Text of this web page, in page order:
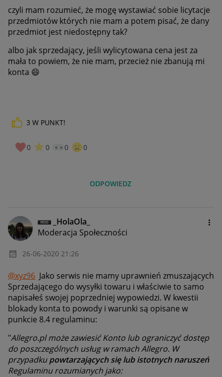
czyli mam rozumieć, że mogę wystawiać sobie licytacje
przedmiotów których nie mam a potem pisać, że dany
przedmiot jest niedostępny tak?
albo jak sprzedający, jeśli wylicytowana cena jest za
mała to powiem, że nie mam, przecież nie zbanują mi
konta 😄
3 W PUNKT!
0 0 0 0
ODPOWIEDZ
_HolaOla_
Moderacja Społeczności
‎26-06-2020 21:26
@xyz96 Jako serwis nie mamy uprawnień zmuszających
Sprzedającego do wysyłki towaru i właściwie to samo
napisałeś swojej poprzedniej wypowiedzi. W kwestii
blokady konta to powody i warunki są opisane w
punkcie 8.4 regulaminu:
"Allegro.pl może zawiesić Konto lub ograniczyć dostęp
do poszczególnych usług w ramach Allegro. W
przypadkupowtarzających się lub istotnych naruszeń
Regulaminu rozumianych jako: